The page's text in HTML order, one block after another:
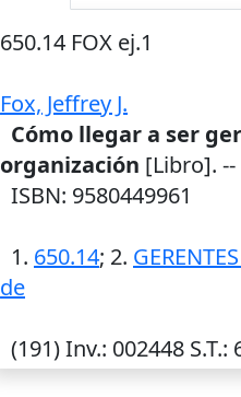
650.14 FOX ej.1
Fox, Jeffrey J.
Cómo llegar a ser
organización [Libro]. --
ISBN: 9580449961
1. 650.14; 2.
de
(191)Inv.: 002448 S.T.: